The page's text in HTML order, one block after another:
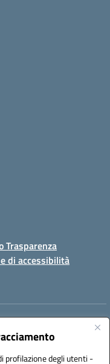
profilazione degli utenti -
Trasparenza
di accessibilità